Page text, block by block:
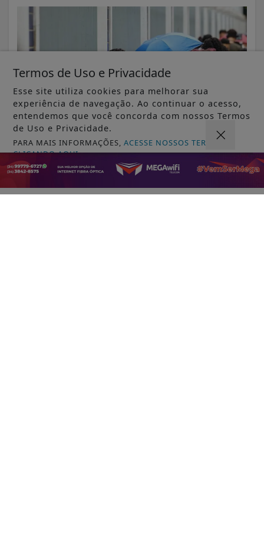
VISUALIZAR
Termos de Uso e Privacidade
Esse site utiliza cookies para melhorar sua
experiência de navegação. Ao continuar o acesso,
entendemos que você concorda com nossos Termos
de Uso e Privacidade.
PARA MAIS INFORMAÇÕES,ACESSE NOSSOS TERMOS
CLICANDO AQUI
PROSSEGUIR